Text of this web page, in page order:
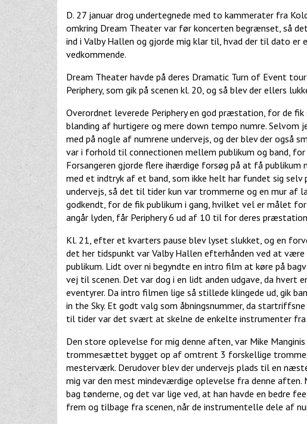
D. 27 januar drog undertegnede med to kammerater fra
omkring Dream Theater var før koncerten begrænset, så
ind i Valby Hallen og gjorde mig klar til, hvad der til dato
vedkommende.
Dream Theater havde på deres Dramatic Turn of Event
Periphery, som gik på scenen kl. 20, og så blev der ellers
Overordnet leverede Periphery en god præstation, for de
blanding af hurtigere og mere down tempo numre. Selvom
med på nogle af numrene undervejs, og der blev der også
var i forhold til connectionen mellem publikum og band,
Forsangeren gjorde flere ihærdige forsøg på at få
med et indtryk af et band, som ikke helt har fundet sig selv
undervejs, så det til tider kun var trommerne og en mur af
godkendt, for de fik publikum i gang, hvilket vel er målet
angår lyden, får Periphery 6 ud af 10 til for deres
Kl. 21, efter et kvarters pause blev lyset slukket, og en
det her tidspunkt var Valby Hallen efterhånden ved at
publikum. Lidt over ni begyndte en intro film at køre på
vej til scenen. Det var dog i en lidt anden udgave, da hvert
eventyrer. Da intro filmen lige så stillede klingede ud, gik
in the Sky. Et godt valg som åbningsnummer, da
til tider var det svært at skelne de enkelte instrumenter fra
Den store oplevelse for mig denne aften, var Mike
trommesættet bygget op af omtrent 3 forskellige
mesterværk. Derudover blev der undervejs plads til en
mig var den mest mindeværdige oplevelse fra denne aften.
bag tønderne, og det var lige ved, at han havde en bedre
frem og tilbage fra scenen, når de instrumentelle dele af